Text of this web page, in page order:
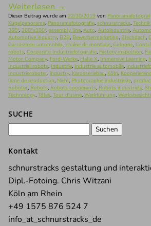
Weiterlesen →
Dieser Beitrag wurde am 22/10/2019 von Panoramafotograf
Kugelpanorama, Panoramafotografie, schnurstracks, Technik
360°, 360°x180°, assembly line, Auto, Autoindustrie,
Automotive industry, B2B, Bewerbermarketing, Blechdach,
Carrosserie automobile, chaîne de montage, Cologne,
robots, Corporate Industriefotografie, Factory inspection,
Motor Company, Ford-Werke, Halle X, Immersive Learning,
Industrial robots, Industrie, Industrie automobile,
Industrieroboter, industry, Karosseriebau, Köln,
ligne de production, Niehl, Photographie industrielle,
Roboter, Robots, Robots coopérants, Robots industriels,
Technology, Tôles, Tour d'usine, Werkführung,
SUCHE
Kontakt
schnurstracks gestaltung und
Dipl.-Fotoing. Chris Witzani
Köln am Rhein
+49 1575 876 524 7
info_at_schnurstracks_de